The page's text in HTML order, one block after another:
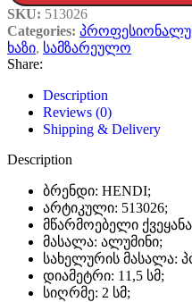
SKU: 513026
Categories:
ხაზი, სამზარეულო
Share:
Description
Reviews (0)
Shipping & Delivery
Description
ბრენდი: HENDI;
არტიკული: 513026;
მწარმოებელი
მასალა: ალუმინი;
სახელურის მასალა:
დიამეტრი: 11,5 სმ;
სიღრმე: 2 სმ;